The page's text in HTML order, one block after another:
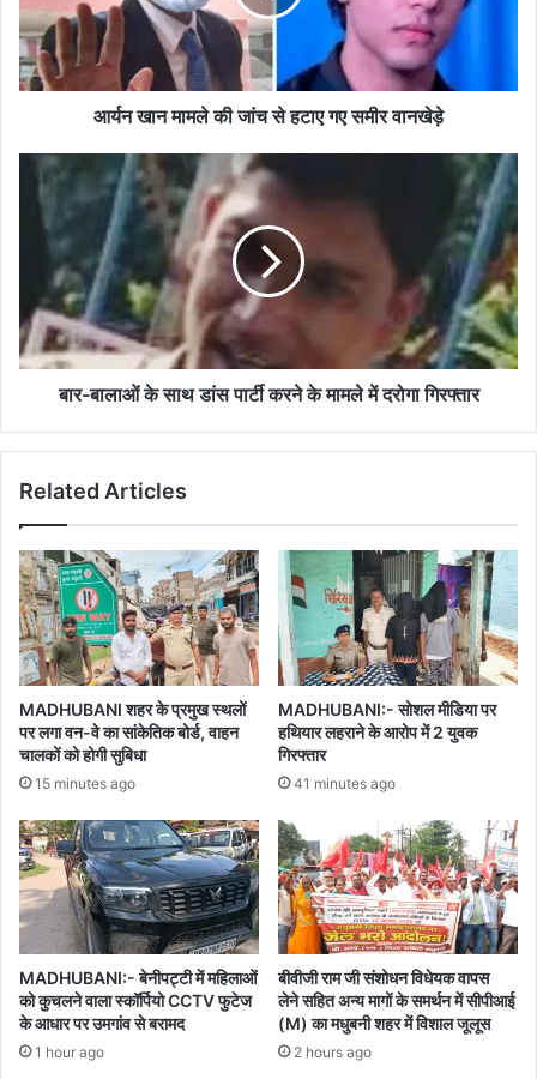
से
हटाए
गए
समीर
आर्यन खान मामले की जांच से हटाए गए समीर वानखेड़े
बालाओं
करने
के
मामले
बार-बालाओं के साथ डांस पार्टी करने के मामले में दरोगा गिरफ्तार
Related Articles
MADHUBANI शहर के प्रमुख स्थलों
पर लगा वन-वे का सांकेतिक बोर्ड, वाहन
चालकों को होगी सुबिधा
15 minutes ago
MADHUBANI:- सोशल मीडिया पर
हथियार लहराने के आरोप में 2 युवक
गिरफ्तार
41 minutes ago
MADHUBANI:- बेनीपट्टी में महिलाओं
को कुचलने वाला स्कॉर्पियो CCTV फुटेज
के आधार पर उमगांव से बरामद
1 hour ago
बीवीजी राम जी संशोधन विधेयक वापस
लेने सहित अन्य मागों के समर्थन में सीपीआई
(M) का मधुबनी शहर में विशाल जूलूस
2 hours ago